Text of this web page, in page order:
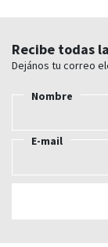
Recibe todas
Dejános tu correo
Nombre
E-mail